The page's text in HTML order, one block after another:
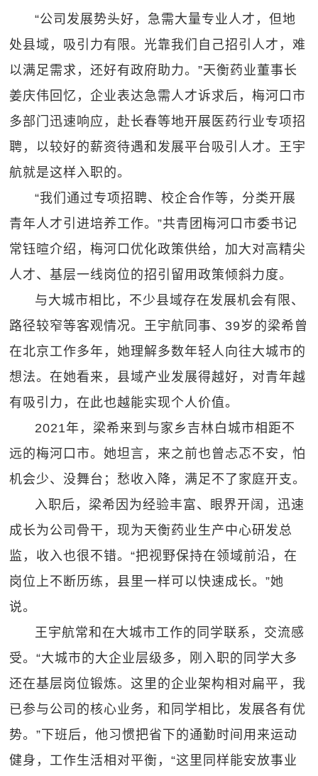
“公司发展势头好，急需大量专业人才，但地
处县域，吸引力有限。光靠我们自己招引人才，难
以满足需求，还好有政府助力。”天衡药业董事长
姜庆伟回忆，企业表达急需人才诉求后，梅河口市
多部门迅速响应，赴长春等地开展医药行业专项招
聘，以较好的薪资待遇和发展平台吸引人才。王宇
航就是这样入职的。
“我们通过专项招聘、校企合作等，分类开展
青年人才引进培养工作。”共青团梅河口市委书记
常钰暄介绍，梅河口优化政策供给，加大对高精尖
人才、基层一线岗位的招引留用政策倾斜力度。
与大城市相比，不少县域存在发展机会有限、
路径较窄等客观情况。王宇航同事、39岁的梁希曾
在北京工作多年，她理解多数年轻人向往大城市的
想法。在她看来，县域产业发展得越好，对青年越
有吸引力，在此也越能实现个人价值。
2021年，梁希来到与家乡吉林白城市相距不
远的梅河口市。她坦言，来之前也曾忐忑不安，怕
机会少、没舞台；愁收入降，满足不了家庭开支。
入职后，梁希因为经验丰富、眼界开阔，迅速
成长为公司骨干，现为天衡药业生产中心研发总
监，收入也很不错。“把视野保持在领域前沿，在
岗位上不断历练，县里一样可以快速成长。”她
说。
王宇航常和在大城市工作的同学联系，交流感
受。“大城市的大企业层级多，刚入职的同学大多
还在基层岗位锻炼。这里的企业架构相对扁平，我
已参与公司的核心业务，和同学相比，发展各有优
势。”下班后，他习惯把省下的通勤时间用来运动
健身，工作生活相对平衡，“这里同样能安放事业